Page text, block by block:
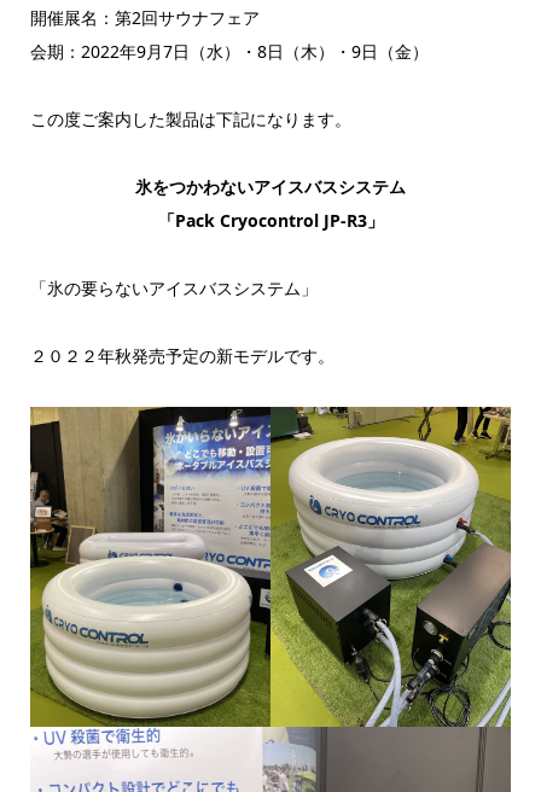
開催展名：第2回サウナフェア
会期：2022年9月7日（水）・8日（木）・9日（金）
この度ご案内した製品は下記になります。
氷をつかわないアイスバスシステム
「Pack Cryocontrol JP-R3」
「氷の要らないアイスバスシステム」
２０２２年秋発売予定の新モデルです。